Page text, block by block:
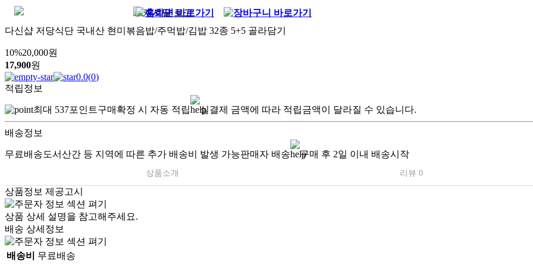
다신샵 저당식단 국내산 현미볶음밥/주먹밥/김밥 32종 5+5 골라담기
10%20,000원
17,900원
0.0(0)
적립정보
최대 537포인트구매확정 시 자동 적립 실결제 금액에 따라 적립금액이 달라질 수 있습니다.
배송정보
무료배송도서산간 등 지역에 따른 추가 배송비 발생 가능판매자 배송 구매 후 2일 이내 배송시작
상품소개 리뷰 0
상품정보 제공고시
상품 상세 설명을 참고해주세요.
배송 상세정보
배송비
무료배송